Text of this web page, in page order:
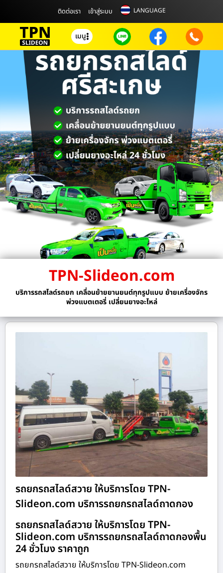
ติดต่อเรา เข้าสู่ระบบ LANGUAGE
เมนู
TPN-Slideon.com
บริการรถสไลด์รถยก เคลื่อนย้ายยานยนต์ทุกรูปแบบ ย้ายเครื่องจักร
พ่วงแบตเตอรี่ เปลี่ยนยางอะไหล่
รถยกรถสไลด์สวาย ให้บริการโดย TPN-
Slideon.com บริการรถยกรถสไลด์ถาดกอง
รถยกรถสไลด์สวาย ให้บริการโดย TPN-
Slideon.com บริการรถยกรถสไลด์ถาดกองพื้น
24 ชั่วโมง ราคาถูก
รถยกรถสไลด์สวาย ให้บริการโดย TPN-Slideon.com